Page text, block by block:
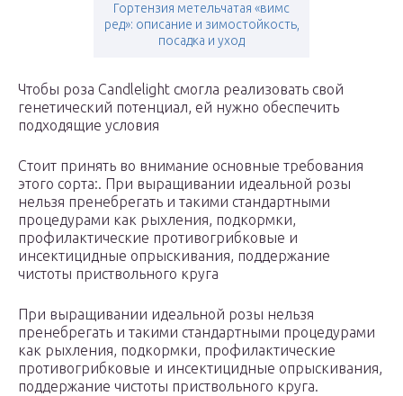
Гортензия метельчатая «вимс
ред»: описание и зимостойкость,
посадка и уход
Чтобы роза Candlelight смогла реализовать свой
генетический потенциал, ей нужно обеспечить
подходящие условия
Стоит принять во внимание основные требования
этого сорта:. При выращивании идеальной розы
нельзя пренебрегать и такими стандартными
процедурами как рыхления, подкормки,
профилактические противогрибковые и
инсектицидные опрыскивания, поддержание
чистоты приствольного круга
При выращивании идеальной розы нельзя
пренебрегать и такими стандартными процедурами
как рыхления, подкормки, профилактические
противогрибковые и инсектицидные опрыскивания,
поддержание чистоты приствольного круга.